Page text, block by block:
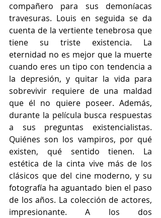
compañero para sus demoníacas
travesuras. Louis en seguida se da
cuenta de la vertiente tenebrosa que
tiene su triste existencia. La
eternidad no es mejor que la muerte
cuando eres un tipo con tendencia a
la depresión, y quitar la vida para
sobrevivir requiere de una maldad
que él no quiere poseer. Además,
durante la película busca respuestas
a sus preguntas existencialistas.
Quiénes son los vampiros, por qué
existen, qué sentido tienen. La
estética de la cinta vive más de los
clásicos que del cine moderno, y su
fotografía ha aguantado bien el paso
de los años. La colección de actores,
impresionante. A los dos